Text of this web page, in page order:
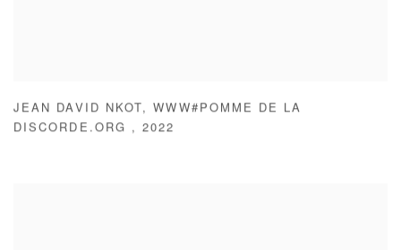
JEAN DAVID NKOT , WWW#POMME DE LA
DISCORDE.ORG ,2022